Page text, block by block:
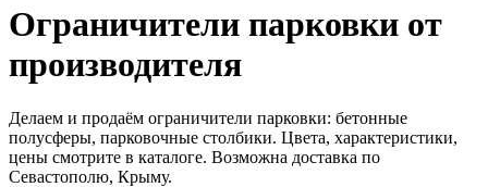
Ограничители парковки от
производителя
Делаем и продаём ограничители парковки: бетонные
полусферы, парковочные столбики. Цвета, характеристики,
цены смотрите в каталоге. Возможна доставка по
Севастополю, Крыму.